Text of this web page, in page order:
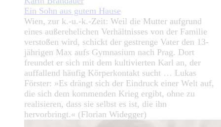
Ein Sohn aus gutem Hause
Wien, zur k.-u.-k.-Zeit: Weil die Mutter aufgrund
eines außerehelichen Verhältnisses von der Familie
verstoßen wird, schickt der gestrenge Vater den 13-
jährigen Max aufs Gymnasium nach Prag. Dort
freundet er sich mit dem kultivierten Karl an, der
auffallend häufig Körperkontakt sucht … Lukas
Förster: »Es drängt sich der Eindruck einer Welt auf,
die sich dem kommenden Krieg ergibt, ohne zu
realisieren, dass sie selbst es ist, die ihn
hervorbringt.« (Florian Widegger)